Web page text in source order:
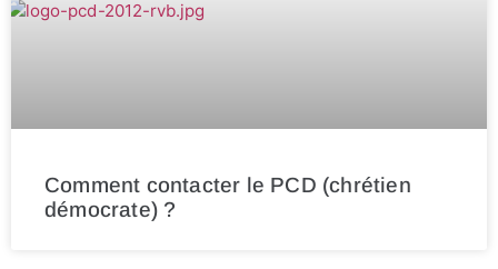
Comment contacter le PCD (chrétien
démocrate) ?